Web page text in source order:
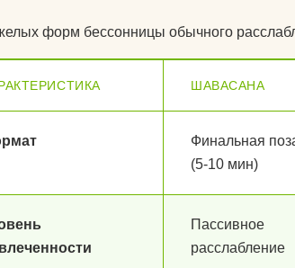
форм бессонницы обычного
ШАВАСАНА
Финальная
(5-10 мин)
Пассивное
расслабление